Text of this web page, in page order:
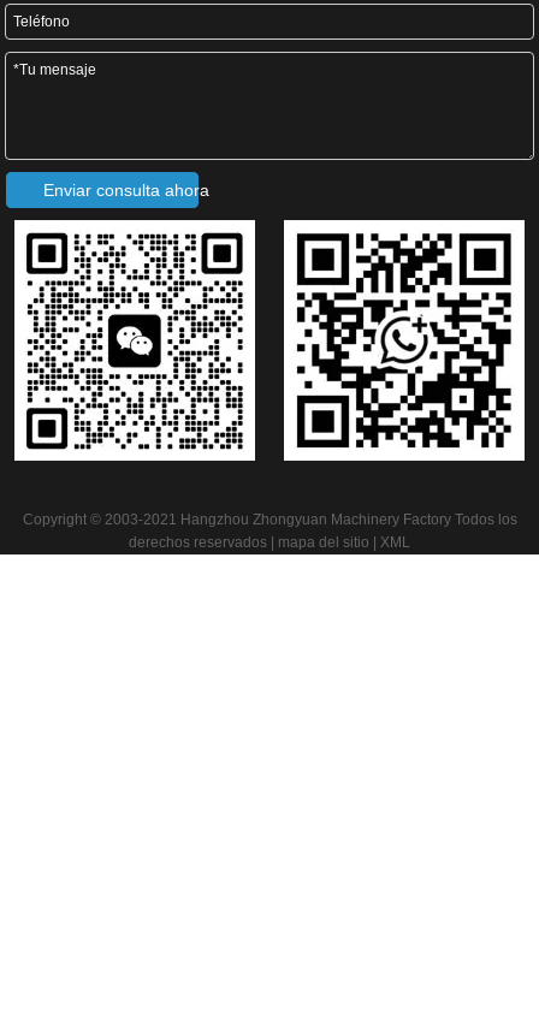
Máquina formadora de tejas esmaltadas de metal de alta velocidad de calidad de Taiwán con sistema de calidad ISO Máquina formadora de rollos de tejas escalonadas de metal/máquina formadora de rollos de tejas esmaltadas
Enviar consulta ahora
Copyright © 2003-2021 Hangzhou Zhongyuan Machinery Factory Todos los
derechos reservados | mapa del sitio XML